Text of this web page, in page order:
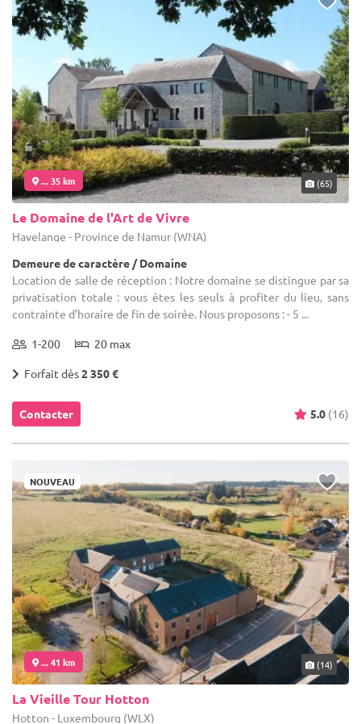
... 35 km (65)
Le Domaine de l'Art de Vivre
Havelange - Province de Namur (WNA)
Demeure de caractère / Domaine
Location de salle de réception : Notre domaine se distingue par sa
privatisation totale : vous êtes les seuls à profiter du lieu, sans
contrainte d’horaire de fin de soirée. Nous proposons : - 5 ...
1-200 20 max
Forfait dès2 350 €
Contacter 5.0 (16)
NOUVEAU
... 41 km (14)
La Vieille Tour Hotton
Hotton - Luxembourg (WLX)